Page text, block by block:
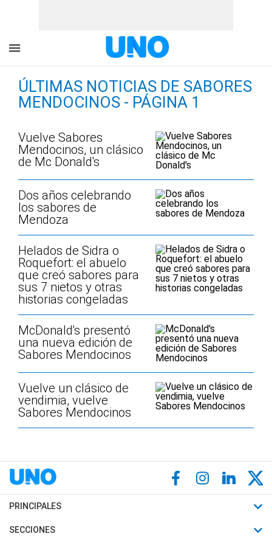
ÚLTIMAS NOTICIAS DE SABORES
MENDOCINOS - PÁGINA 1
Vuelve Sabores
Mendocinos, un clásico
de Mc Donald's
Dos años celebrando
los sabores de
Mendoza
Helados de Sidra o
Roquefort: el abuelo
que creó sabores para
sus 7 nietos y otras
historias congeladas
McDonald's presentó
una nueva edición de
Sabores Mendocinos
Vuelve un clásico de
vendimia, vuelve
Sabores Mendocinos
PRINCIPALES
Últimas Noticias
SECCIONES